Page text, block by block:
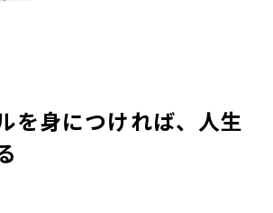
を身につければ、人生